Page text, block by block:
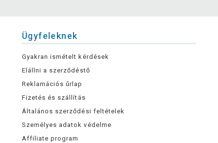
Ügyfeleknek
Gyakran ismételt kérdések
Elállni a szerződéstő
Reklamációs űrlap
Fizetés és szállítás
Általános szerződési feltételek
Személyes adatok védelme
Affiliate program